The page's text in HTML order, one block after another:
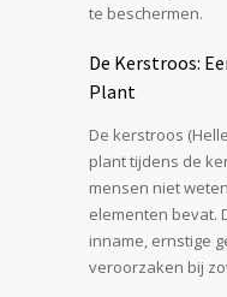
te beschermen.
De Kerstroos:
Plant
De kerstroos
plant tijdens de
mensen niet
elementen bevat.
inname, ernstige
veroorzaken bij